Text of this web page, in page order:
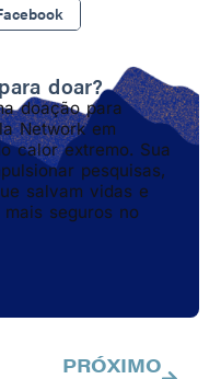
doar?
doação para
Network em
calor extremo. Sua
pesquisas,
salvam vidas e
seguros no
PRÓXIMO